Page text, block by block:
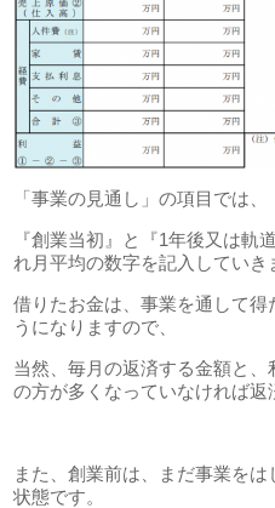
「事業の見通し」の項目では、
『創業当初』と『1年後又は軌
れ月平均の数字を記入していき
借りたお金は、事業を通して
うになりますので、
当然、毎月の返済する金額と、
の方が多くなっていなければ返
また、創業前は、まだ事業を
状態です。